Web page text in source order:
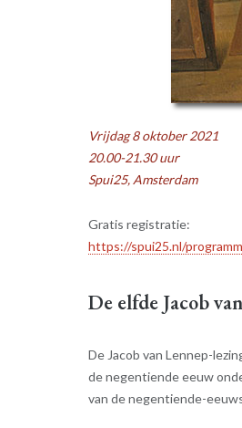
Vrijdag 8 oktober 2021
20.00-21.30 uur
Spui25, Amsterdam
Gratis registratie:
https://spui25.nl/
De elfde Jacob
De Jacob van Lennep-
de negentiende eeuw
van de negentiende-